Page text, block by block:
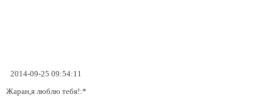
2014-09-25 09:54:11
Жаран,я люблю тебя!:*